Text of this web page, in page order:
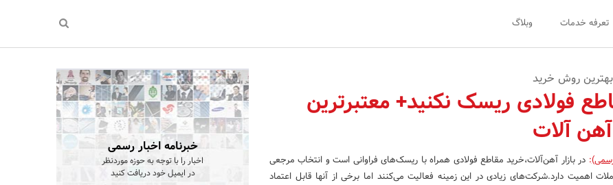
تعرفه خدمات وبلاگ
بهترین روش خرید
فولادی ریسک نکنید+ معتبرترین
آلات
: در بازار آهن‌آلات،خرید مقاطع فولادی همراه با ریسک‌های فراوانی است و انتخاب مرجعی
اهمیت دارد.شرکت‌های زیادی در این زمینه فعالیت می‌کنند اما برخی از آنها قابل اعتماد
خبرنامه اخبار رسمی
اخبار را با توجه به حوزه موردنظر
در ایمیل خود دریافت کنید